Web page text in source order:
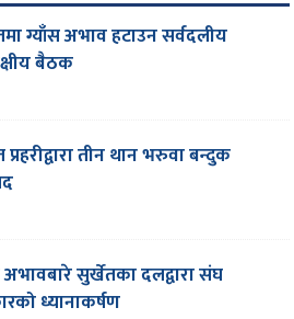
ग्याँस अभाव हटाउन सर्वदलीय
बैठक
तीन थान भरुवा बन्दुक
अभावबारे सुर्खेतका दलद्वारा संघ
ध्यानाकर्षण